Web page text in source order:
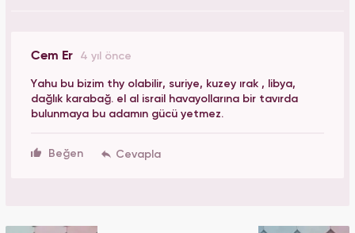
Cem Er 4 yıl önce
Yahu bu bizim thy olabilir, suriye, kuzey ırak , libya,
dağlık karabağ. el al israil havayollarına bir tavırda
bulunmaya bu adamın gücü yetmez.
Beğen